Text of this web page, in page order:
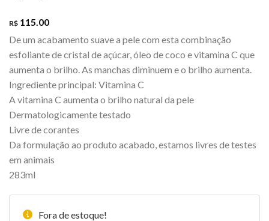
R$ 115.00
De um acabamento suave a pele com esta combinação
esfoliante de cristal de açúcar, óleo de coco e vitamina C que
aumenta o brilho. As manchas diminuem e o brilho aumenta.
Ingrediente principal: Vitamina C
A vitamina C aumenta o brilho natural da pele
Dermatologicamente testado
Livre de corantes
Da formulação ao produto acabado, estamos livres de testes
em animais
283ml
Fora de estoque!